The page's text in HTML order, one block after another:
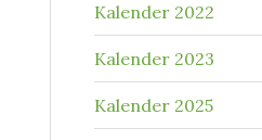
Kalender 2022
Kalender 2023
Kalender 2025